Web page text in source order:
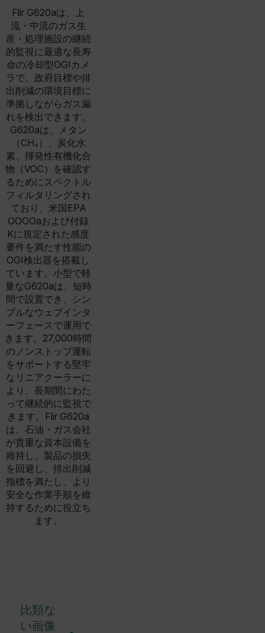
Flir G620aは、上
流・中流のガス生
産・処理施設の継続
的監視に最適な長寿
命の冷却型OGIカメ
ラで、政府目標や排
出削減の環境目標に
準拠しながらガス漏
れを検出できます。
G620aは、メタン
（CH₄）、炭化水
素、揮発性有機化合
物（VOC）を確認す
るためにスペクトル
フィルタリングされ
ており、米国EPA
OOOOaおよび付録
Kに規定された感度
要件を満たす性能の
OGI検出器を搭載し
ています。小型で軽
量なG620aは、短時
間で設置でき、シン
プルなウェブインタ
ーフェースで運用で
きます。27,000時間
のノンストップ運転
をサポートする堅牢
なリニアクーラーに
より、長期間にわた
って継続的に監視で
きます。Flir G620a
は、石油・ガス会社
が貴重な資本設備を
維持し、製品の損失
を回避し、排出削減
指標を満たし、より
安全な作業手順を維
持するために役立ち
ます。
比類な
い画像